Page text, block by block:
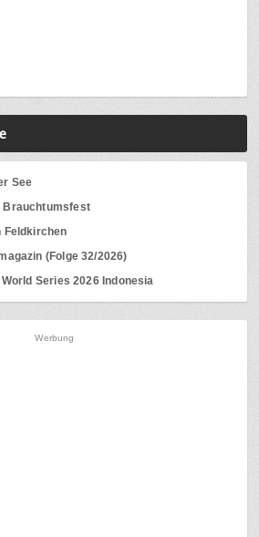
See
Brauchtumsfest
Feldkirchen
(Folge 32/2026)
Series 2026 Indonesia
Werbung